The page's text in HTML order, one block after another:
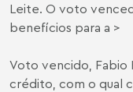
Leite. O voto
benefícios para a >
Voto vencido, Fabio
crédito, com o qual